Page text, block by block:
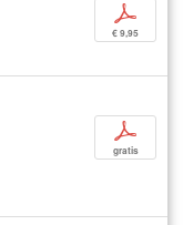
p
€ 9,95
p
gratis